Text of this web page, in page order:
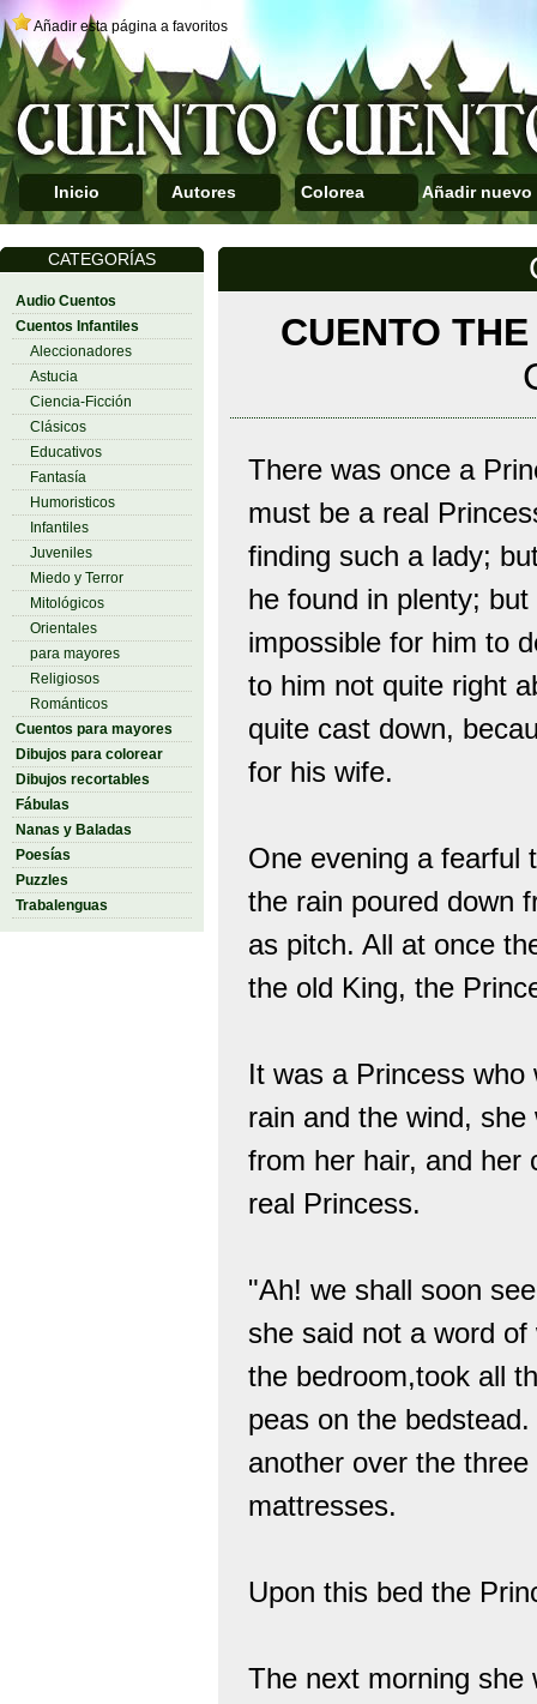
Añadir esta página a favoritos
Inicio Autores Colorea Añadir nuevo
CATEGORÍAS
Audio Cuentos
Cuentos Infantiles
Aleccionadores
Astucia
Ciencia-Ficción
Clásicos
Educativos
Fantasía
Humoristicos
Infantiles
Juveniles
Miedo y Terror
Mitológicos
Orientales
para mayores
Religiosos
Románticos
Cuentos para mayores
Dibujos para colorear
Dibujos recortables
Fábulas
Nanas y Baladas
Poesías
Puzzles
Trabalenguas
CUENTO
There was once a
must be a real
finding such a lady;
he found in plenty;
impossible for him to
to him not quite right
quite cast down,
for his wife.
One evening a fearful
the rain poured down
as pitch. All at once
the old King, the
It was a Princess
rain and the wind,
from her hair, and her
real Princess.
"Ah! we shall soon
she said not a word
the bedroom,took all
peas on the
another over the
mattresses.
Upon this bed the
The next morning she